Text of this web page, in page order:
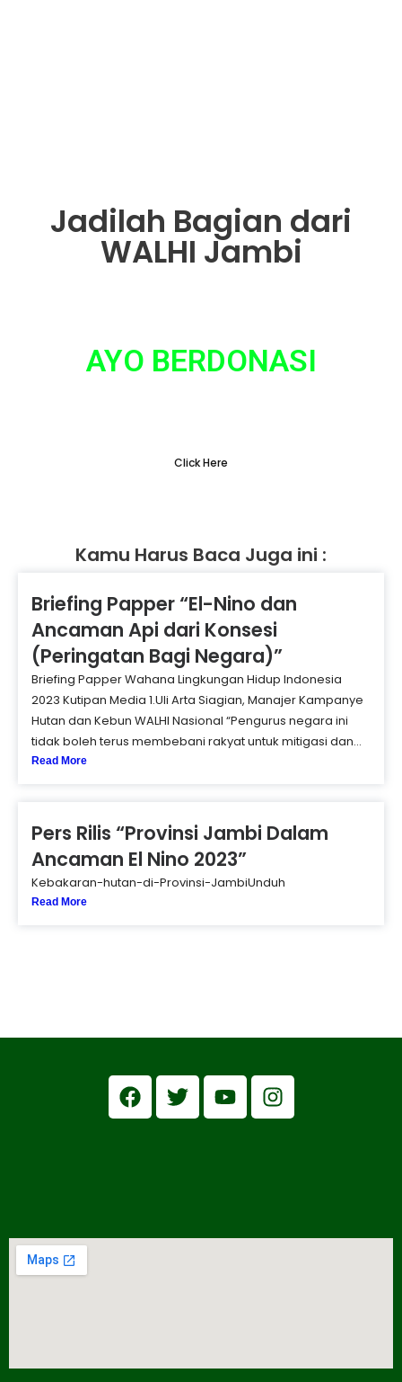
Jadilah Bagian dari
WALHI Jambi
AYO BERDONASI
Click Here
Kamu Harus Baca Juga ini :
Briefing Papper “El-Nino dan
Ancaman Api dari Konsesi
(Peringatan Bagi Negara)”
Briefing Papper Wahana Lingkungan Hidup Indonesia
2023 Kutipan Media 1.Uli Arta Siagian, Manajer Kampanye
Hutan dan Kebun WALHI Nasional “Pengurus negara ini
tidak boleh terus membebani rakyat untuk mitigasi dan...
Read More
Pers Rilis “Provinsi Jambi Dalam
Ancaman El Nino 2023”
Kebakaran-hutan-di-Provinsi-JambiUnduh
Read More